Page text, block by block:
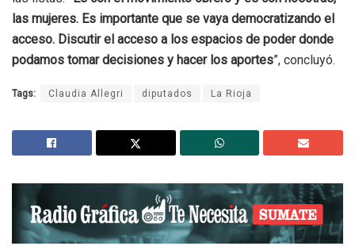
las mujeres. Es importante que se vaya democratizando el
acceso. Discutir el acceso a los espacios de poder donde
podamos tomar decisiones y hacer los aportes”, concluyó.
Tags: Claudia Allegri diputados La Rioja